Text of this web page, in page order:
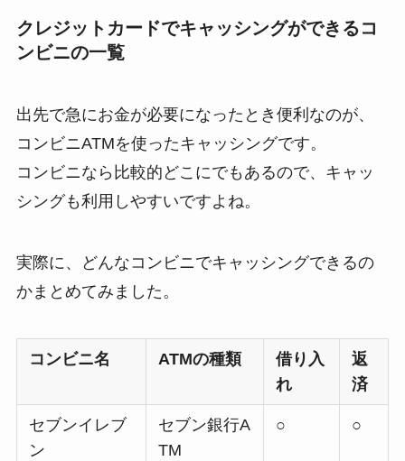
クレジットカードでキャッシングができるコ
ンビニの一覧
出先で急にお金が必要になったとき便利なのが、
コンビニATMを使ったキャッシングです。
コンビニなら比較的どこにでもあるので、キャッ
シングも利用しやすいですよね。
実際に、どんなコンビニでキャッシングできるの
かまとめてみました。
コンビニ名 ATMの種類
借り入
れ
返
済
セブンイレブ
ン
セブン銀行A
TM
○ ○